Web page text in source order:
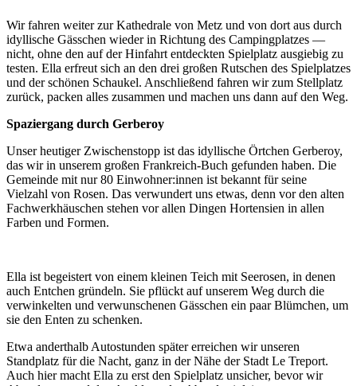
Wir fahren weiter zur Kathedrale von Metz und von dort aus durch
idyllische Gässchen wieder in Richtung des Campingplatzes —
nicht, ohne den auf der Hinfahrt entdeckten Spielplatz ausgiebig zu
testen. Ella erfreut sich an den drei großen Rutschen des Spielplatzes
und der schönen Schaukel. Anschließend fahren wir zum Stellplatz
zurück, packen alles zusammen und machen uns dann auf den Weg.
Spaziergang durch Gerberoy
Unser heutiger Zwischenstopp ist das idyllische Örtchen Gerberoy,
das wir in unserem großen Frankreich-Buch gefunden haben. Die
Gemeinde mit nur 80 Einwohner:innen ist bekannt für seine
Vielzahl von Rosen. Das verwundert uns etwas, denn vor den alten
Fachwerkhäuschen stehen vor allen Dingen Hortensien in allen
Farben und Formen.
Ella ist begeistert von einem kleinen Teich mit Seerosen, in denen
auch Entchen gründeln. Sie pflückt auf unserem Weg durch die
verwinkelten und verwunschenen Gässchen ein paar Blümchen, um
sie den Enten zu schenken.
Etwa anderthalb Autostunden später erreichen wir unseren
Standplatz für die Nacht, ganz in der Nähe der Stadt Le Treport.
Auch hier macht Ella zu erst den Spielplatz unsicher, bevor wir